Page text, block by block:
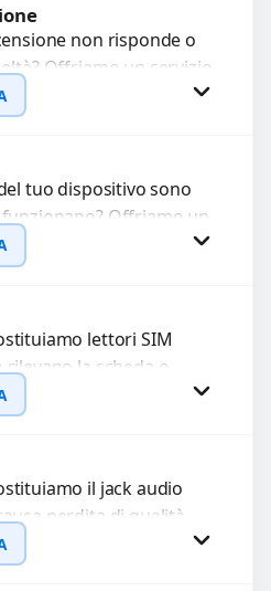
Preventivo
WhatsApp
non risponde o
Offriamo un servizio
riparazione o
componenti di...
Preventivo
WhatsApp
tuo dispositivo sono
Offriamo un
o sostituzione
Preventivo
WhatsApp
lettori SIM
rilevano la scheda o
segnale. Utilizziamo
garantiti...
Preventivo
WhatsApp
il jack audio
perdita di qualità
di collegare cuffie